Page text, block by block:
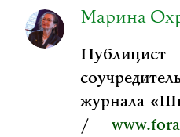
Марина
журнала
/